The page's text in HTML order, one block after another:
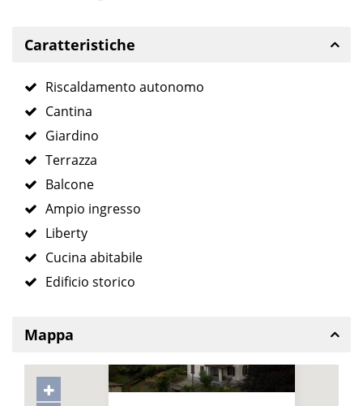
Caratteristiche
Riscaldamento autonomo
Cantina
Giardino
Terrazza
Balcone
Ampio ingresso
Liberty
Cucina abitabile
Edificio storico
Mappa